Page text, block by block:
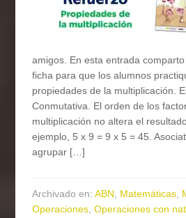
amigos. En esta entrada
ficha para que los alumnos
propiedades de la multiplicación.
Conmutativa. El orden de los
multiplicación no altera el
ejemplo, 5 x 9 = 9 x 5 = 45.
agrupar […]
Archivado en:ABN, Matemáticas,
Operaciones,Operaciones con